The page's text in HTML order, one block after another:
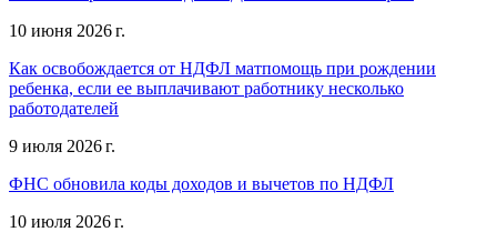
10 июня 2026 г.
Как освобождается от НДФЛ матпомощь при рождении
ребенка, если ее выплачивают работнику несколько
работодателей
9 июля 2026 г.
ФНС обновила коды доходов и вычетов по НДФЛ
10 июля 2026 г.